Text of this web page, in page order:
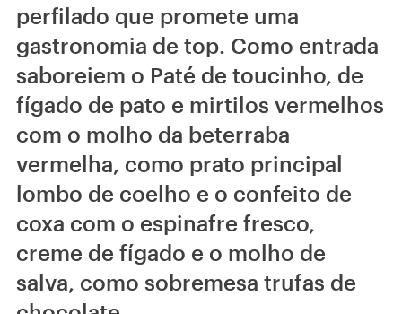
perfilado que promete uma
gastronomia de top. Como entrada
saboreiem o Paté de toucinho, de
fígado de pato e mirtilos vermelhos
com o molho da beterraba
vermelha, como prato principal
lombo de coelho e o confeito de
coxa com o espinafre fresco,
creme de fígado e o molho de
salva, como sobremesa trufas de